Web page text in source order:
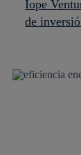
Íope
de